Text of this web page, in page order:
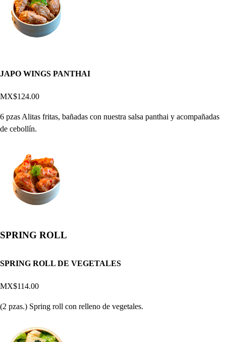
JAPO WINGS PANTHAI
MX$124.00
6 pzas Alitas fritas, bañadas con nuestra salsa panthai y acompañadas
de cebollín.
SPRING ROLL
SPRING ROLL DE VEGETALES
MX$114.00
(2 pzas.) Spring roll con relleno de vegetales.